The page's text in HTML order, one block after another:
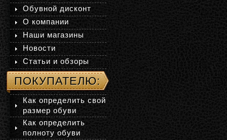
Обувной дисконт
О компании
Наши магазины
Новости
Статьи и обзоры
ПОКУПАТЕЛЮ:
Как определить свой
размер обуви
Как определить
полноту обуви